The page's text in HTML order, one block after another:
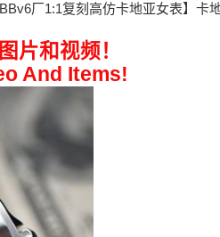
厂1:1复刻高仿卡地亚女表】卡
片和视频！
And Items!